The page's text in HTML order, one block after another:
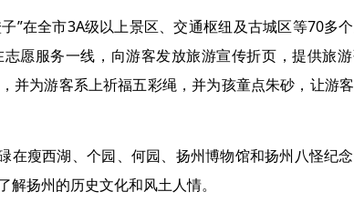
”在全市3A级以上景区、交通枢纽及古城区等70多
愿服务一线，向游客发放旅游宣传折页，提供旅
并为游客系上祈福五彩绳，并为孩童点朱砂，让游
在瘦西湖、个园、何园、扬州博物馆和扬州八怪纪
扬州的历史文化和风土人情。